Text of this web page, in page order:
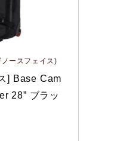
ースフェイス)
] Base Cam
28” ブラッ